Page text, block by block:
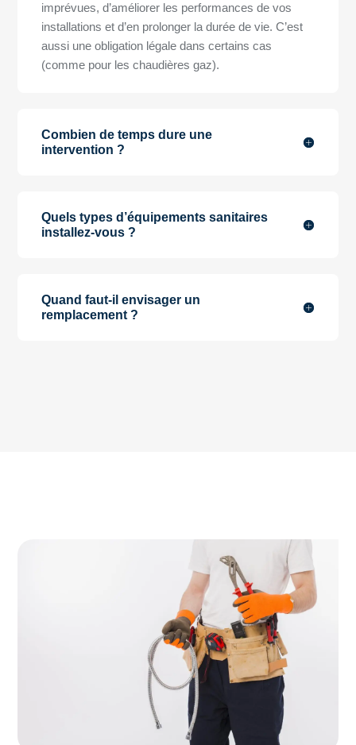
imprévues, d’améliorer les performances de vos
installations et d’en prolonger la durée de vie. C’est
aussi une obligation légale dans certains cas
(comme pour les chaudières gaz).
Combien de temps dure une
intervention ?
Quels types d’équipements sanitaires
installez-vous ?
Quand faut-il envisager un
remplacement ?